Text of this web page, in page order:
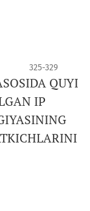
325-329
QUYI
IP